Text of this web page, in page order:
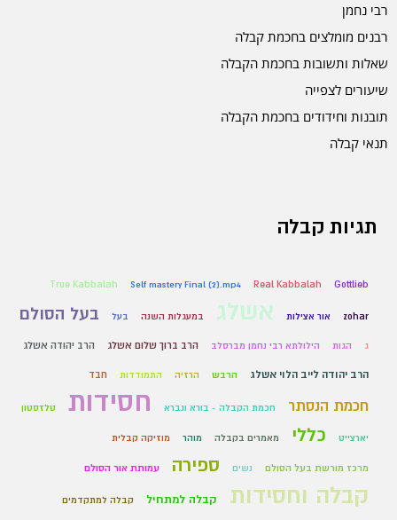
רבי נחמן
רבנים מומלצים בחכמת קבלה
שאלות ותשובות בחכמת הקבלה
שיעורים לצפייה
תובנות וחידודים בחכמת הקבלה
תנאי קבלה
תגיות קבלה
Gottlieb
Real Kabbalah
Self mastery Final (2).mp4
True Kabbalah
zohar אור אצילות אשלג במעגלות השנה בעל בעל הסולם
ג הגות הילולתא רבי נחמן מברסלב הרב ברוך שלום אשלג הרב יהודה אשלג
הרב יהודה לייב הלוי אשלג הרבש הרזיה התמודדות חבד
חכמת הנסתר חכמת הקבלה - בורא ונברא חסידות טלזסטון
יארצייט כללי מאמרים בקבלה מוהר מוזיקה קבלית
מרכז מורשת בעל הסולם נשים ספירה עמותת אור הסולם
קבלה וחסידות קבלה למתחיל קבלה למתקדמים